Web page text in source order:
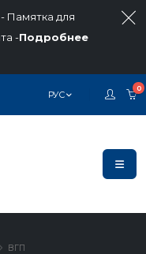
- Памятка для
-Подробнее
РУС
0
ВГП